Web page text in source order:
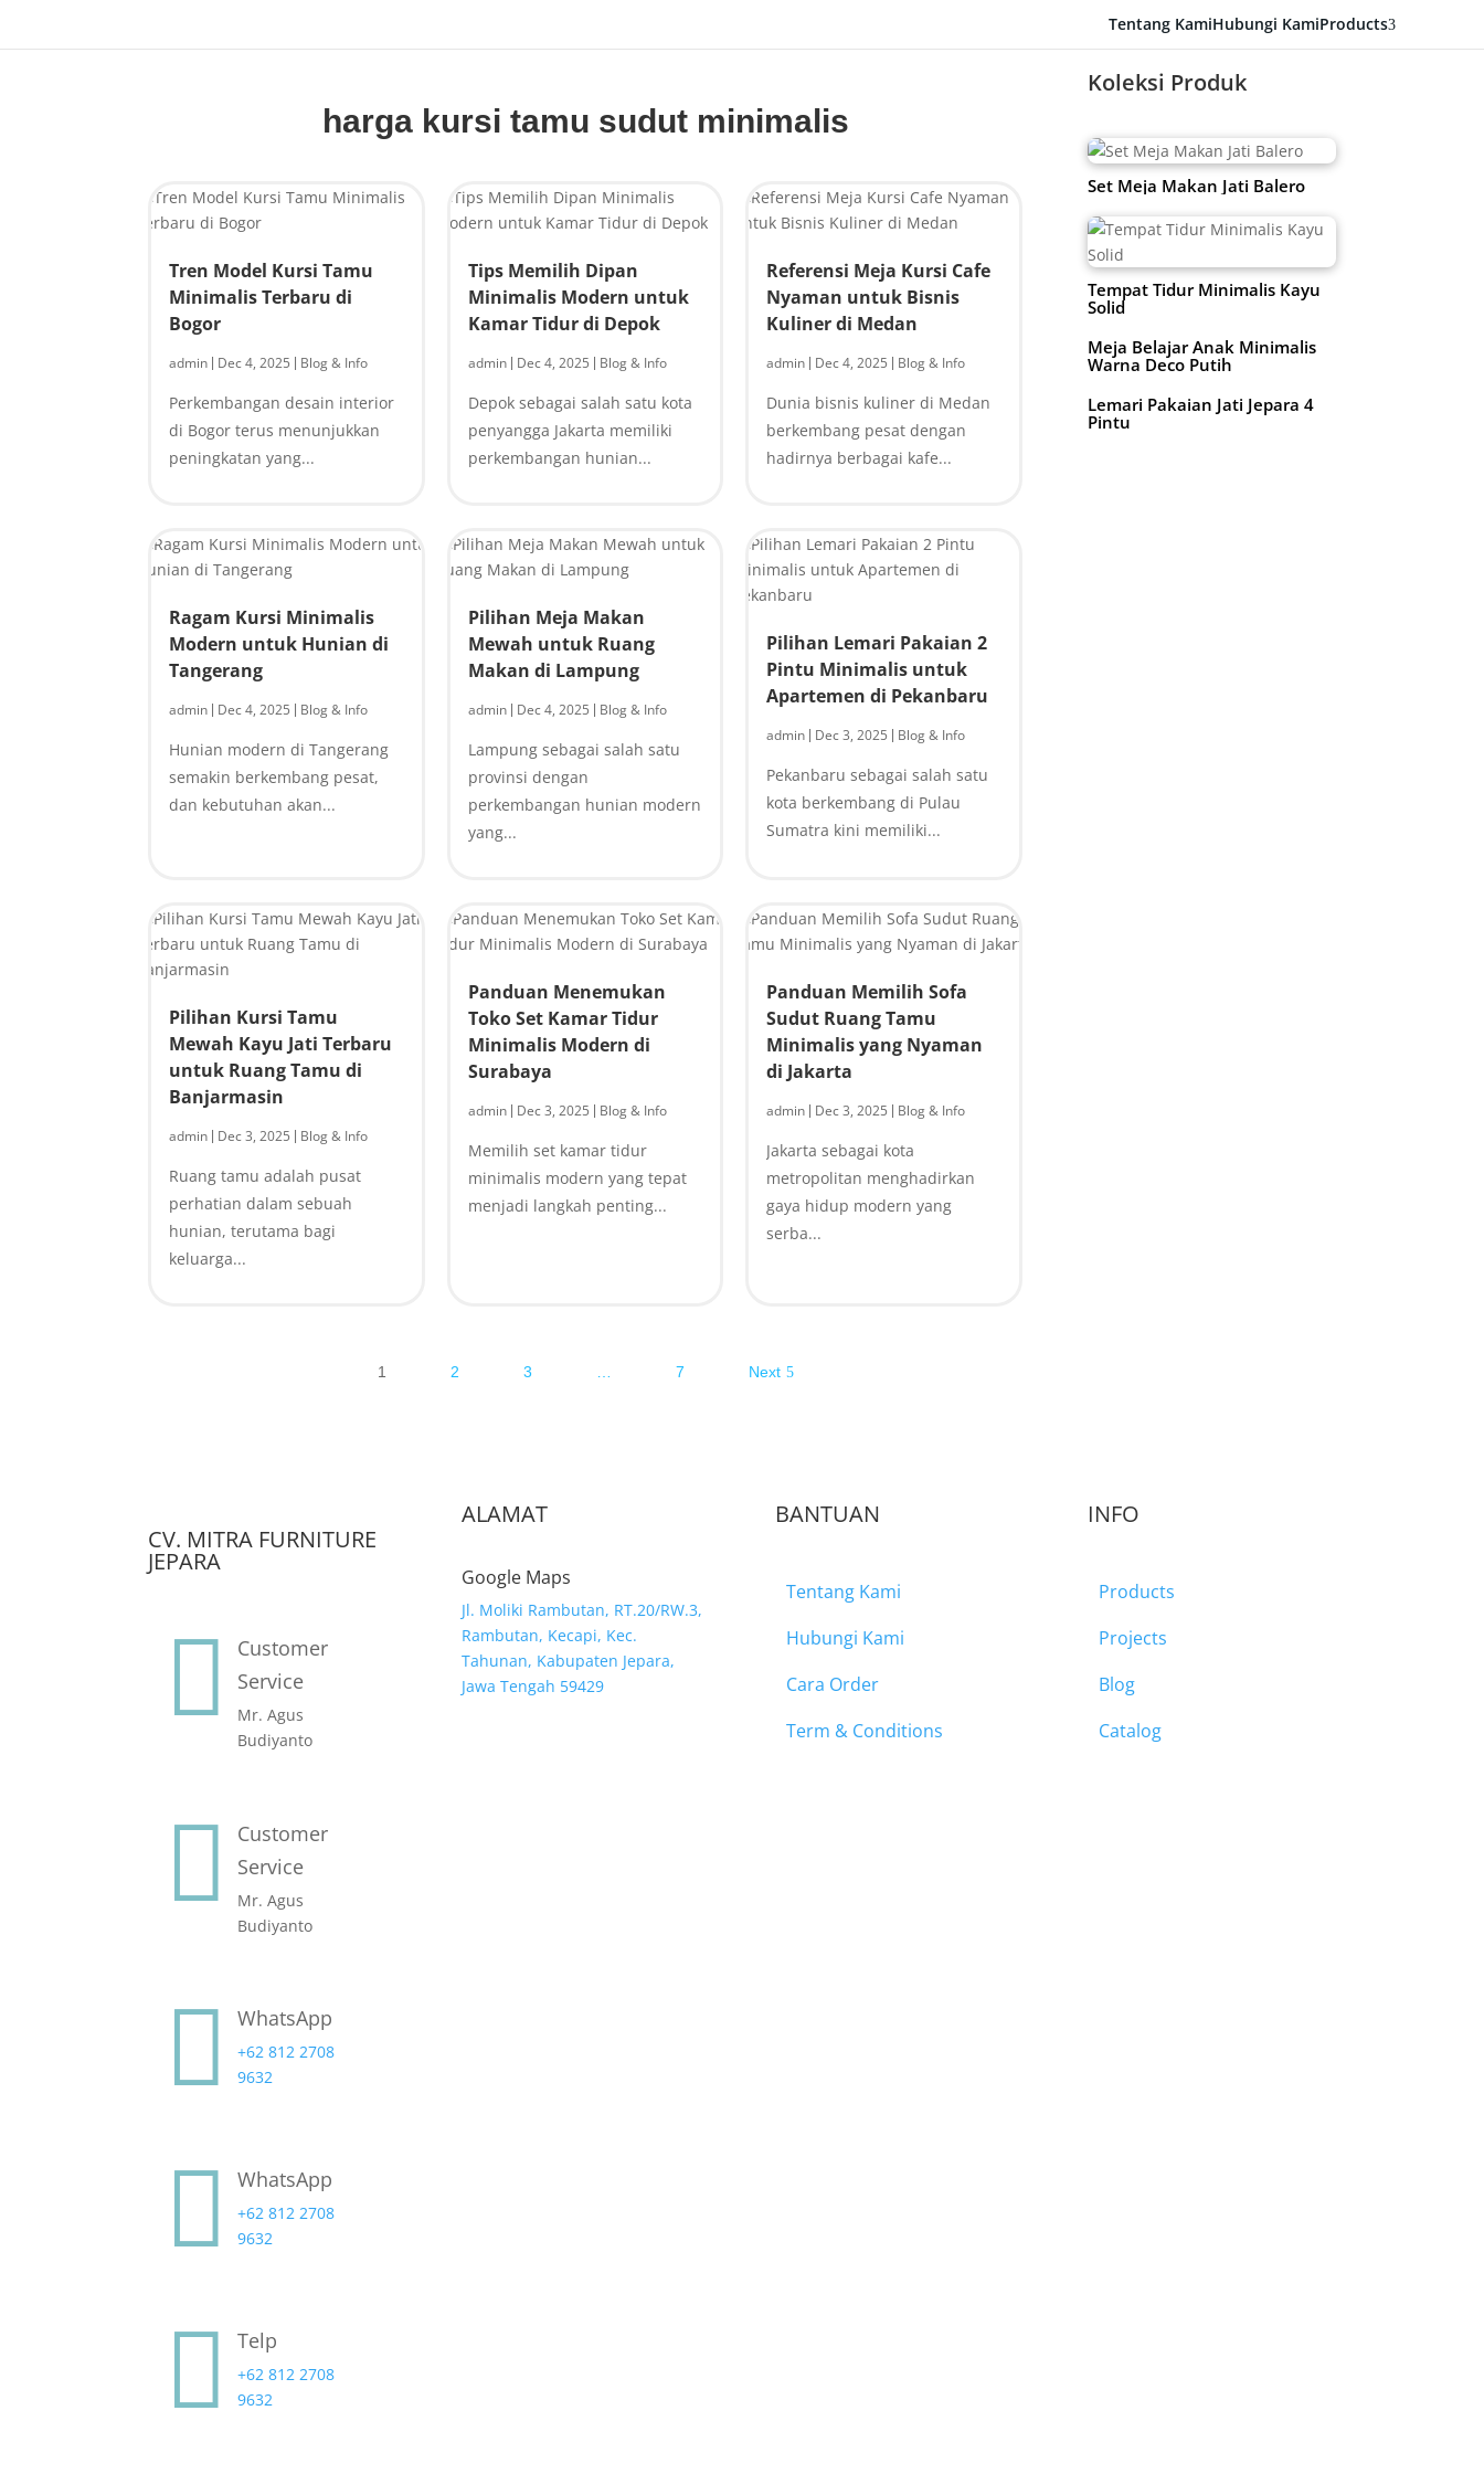
Tentang KamiHubungi KamiProducts3
harga kursi tamu sudut minimalis
Tren Model Kursi Tamu
Minimalis Terbaru di
Bogor
admin Dec 4, 2025 Blog & Info
Perkembangan desain interior
di Bogor terus menunjukkan
peningkatan yang...
Tips Memilih Dipan
Minimalis Modern untuk
Kamar Tidur di Depok
admin Dec 4, 2025 Blog & Info
Depok sebagai salah satu kota
penyangga Jakarta memiliki
perkembangan hunian...
Referensi Meja Kursi Cafe
Nyaman untuk Bisnis
Kuliner di Medan
admin Dec 4, 2025 Blog & Info
Dunia bisnis kuliner di Medan
berkembang pesat dengan
hadirnya berbagai kafe...
Ragam Kursi Minimalis
Modern untuk Hunian di
Tangerang
admin Dec 4, 2025 Blog & Info
Hunian modern di Tangerang
semakin berkembang pesat,
dan kebutuhan akan...
Pilihan Meja Makan
Mewah untuk Ruang
Makan di Lampung
admin Dec 4, 2025 Blog & Info
Lampung sebagai salah satu
provinsi dengan
perkembangan hunian modern
yang...
Pilihan Lemari Pakaian 2
Pintu Minimalis untuk
Apartemen di Pekanbaru
admin Dec 3, 2025 Blog & Info
Pekanbaru sebagai salah satu
kota berkembang di Pulau
Sumatra kini memiliki...
Pilihan Kursi Tamu
Mewah Kayu Jati Terbaru
untuk Ruang Tamu di
Banjarmasin
admin Dec 3, 2025 Blog & Info
Ruang tamu adalah pusat
perhatian dalam sebuah
hunian, terutama bagi
keluarga...
Panduan Menemukan
Toko Set Kamar Tidur
Minimalis Modern di
Surabaya
admin Dec 3, 2025 Blog & Info
Memilih set kamar tidur
minimalis modern yang tepat
menjadi langkah penting...
Panduan Memilih Sofa
Sudut Ruang Tamu
Minimalis yang Nyaman
di Jakarta
admin Dec 3, 2025 Blog & Info
Jakarta sebagai kota
metropolitan menghadirkan
gaya hidup modern yang
serba...
1 2 3 7 Next
Koleksi Produk
Set Meja Makan Jati Balero
Tempat Tidur Minimalis Kayu
Solid
Meja Belajar Anak Minimalis
Warna Deco Putih
Lemari Pakaian Jati Jepara 4
Pintu
CV. MITRA FURNITURE
JEPARA

Customer
Service
Mr. Agus
Budiyanto

Customer
Service
Mr. Agus
Budiyanto
 WhatsApp
+62 812 2708
9632
 WhatsApp
+62 812 2708
9632
 Telp
+62 812 2708
9632
ALAMAT
Google Maps
Jl. Moliki Rambutan, RT.20/RW.3,
Rambutan, Kecapi, Kec.
Tahunan, Kabupaten Jepara,
Jawa Tengah 59429
BANTUAN
Tentang Kami
Hubungi Kami
Cara Order
Term & Conditions
INFO
Products
Projects
Blog
Catalog